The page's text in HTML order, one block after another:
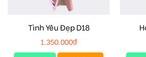
Tình Yêu Đẹp D18
1.350.000₫